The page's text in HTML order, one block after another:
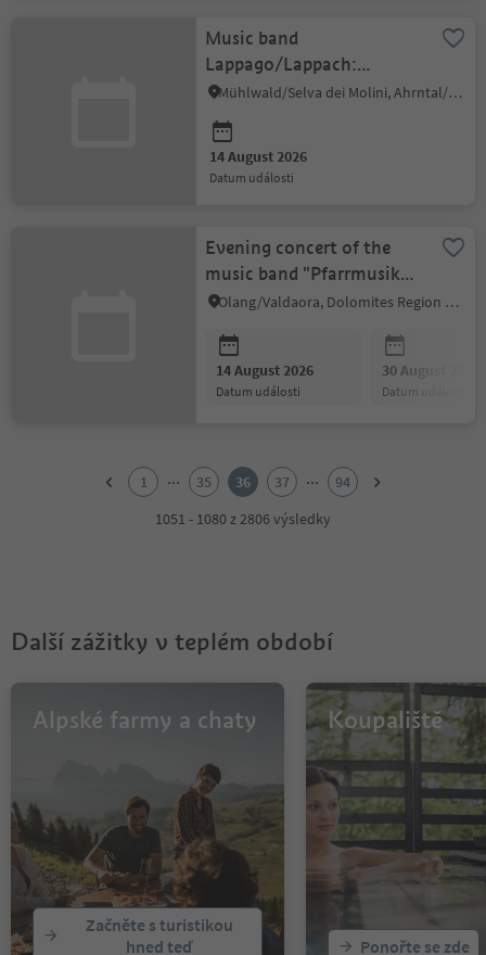
Music band
Lappago/Lappach:
Evening concert
Mühlwald/Selva dei Molini, Ahrntal/Valle Aurina
14 August 2026
datum události
Evening concert of the
music band "Pfarrmusik
Olang"
Olang/Valdaora, Dolomites Region Kronplatz/Plan de Corones
14 August 2026
datum události
30 August 2026
datum události
10
12
17
18
19
21
22
23
24
1 ... 35 36 37 ...
94
1051 - 1080 z 2806 výsledky
Další zážitky v teplém období
Alpské farmy a chaty
Začněte s turistikou
hned teď
Koupaliště
Ponořte se zde